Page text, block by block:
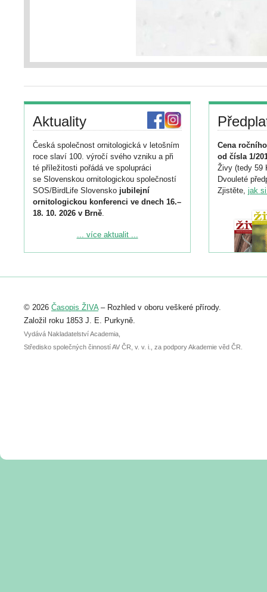
Aktuality
Česká společnost ornitologická v letošním
roce slaví 100. výročí svého vzniku a při
té příležitosti pořádá ve spolupráci
se Slovenskou ornitologickou společností
SOS/BirdLife Slovensko jubilejní
ornitologickou konferenci ve dnech 16.–
18. 10. 2026 v Brně.
Podrobnější informace ke konferenci
Registrovat se můžete do 6. září.
abstraktu přihlášené přednášky nebo
posteru je už 30. června.
... více aktualit ...
Cena
od čísla 1/
Živy (tedy 59
Dvouleté
Zjistěte, jak
© 2026 Časopis ŽIVA– Rozhled v oboru veškeré přírody.
Založil roku 1853 J. E. Purkyně.
Vydává Nakladatelství Academia,
Středisko společných činností AV ČR, v. v. i., za podpory Akademie věd ČR.